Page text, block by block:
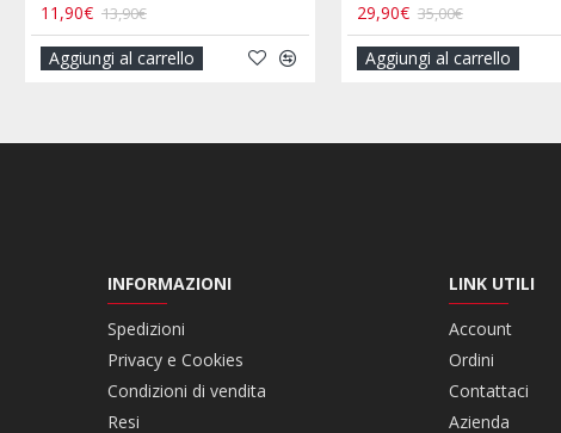
11,90€ 13,90€
Aggiungi al carrello
29,90€ 35,00€
Aggiungi al carrello
INFORMAZIONI
Spedizioni
Privacy e Cookies
Condizioni di vendita
Resi
LINK UTILI
Account
Ordini
Contattaci
Azienda